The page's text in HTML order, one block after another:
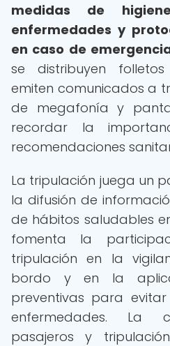
medidas de
enfermedades y
en caso de
se distribuyen
emiten comunicados a
de megafonía y
recordar la
recomendaciones
La tripulación juega un
la difusión de
de hábitos saludables
fomenta la
tripulación en la
bordo y en la
preventivas para
enfermedades. La
pasajeros y